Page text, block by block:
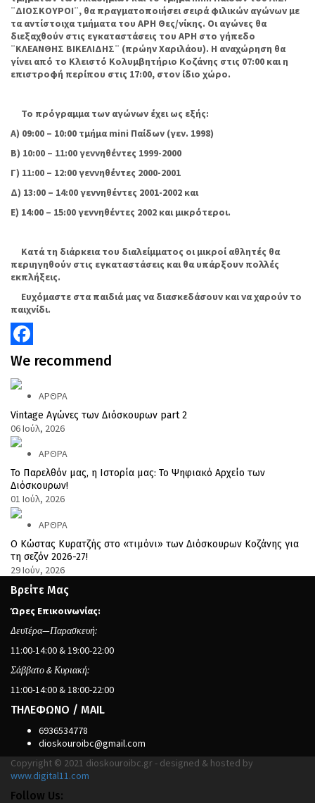
¨ΔΙΟΣΚΟΥΡΟΙ¨, θα πραγματοποιήσει σειρά φιλικών αγώνων με
τα αντίστοιχα τμήματα του ΑΡΗ Θες/νίκης. Οι αγώνες θα
διεξαχθούν στις εγκαταστάσεις του ΑΡΗ στο γήπεδο
¨ΚΛΕΑΝΘΗΣ ΒΙΚΕΛΙΔΗΣ¨ (πρώην Χαριλάου). Η αναχώρηση θα
γίνει από το Κλειστό Κολυμβητήριο Κοζάνης στις 07:00 και η
επιστροφή περίπου στις 17:00, στον ίδιο χώρο.
Το πρόγραμμα των αγώνων έχει ως εξής:
Α) 09:00 – 10:00 τμήμαmini Παίδων (γεν. 1998)
Β) 10:00 – 11:00 γεννηθέντες 1999-2000
Γ) 11:00 – 12:00 γεννηθέντες 2000-2001
Δ) 13:00 – 14:00 γεννηθέντες 2001-2002 και
Ε) 14:00 – 15:00 γεννηθέντες 2002 και μικρότεροι.
Κατά τη διάρκεια του διαλείμματος οι μικροί αθλητές θα
περιηγηθούν στις εγκαταστάσεις και θα υπάρξουν πολλές
εκπλήξεις.
Ευχόμαστε στα παιδιά μας να διασκεδάσουν και να χαρούν το
παιχνίδι.
Facebook
We recommend
ΑΡΘΡΑ
Vintage Αγώνες των Διόσκουρων part 2
06 Ιούλ, 2026
ΑΡΘΡΑ
Το Παρελθόν μας, η Ιστορία μας: Το Ψηφιακό Αρχείο των
Διόσκουρων!
01 Ιούλ, 2026
ΑΡΘΡΑ
Ο Κώστας Κυρατζής στο «τιμόνι» των Διόσκουρων Κοζάνης για
τη σεζόν 2026-27!
29 Ιούν, 2026
Βρείτε Μας
Ώρες Επικοινωνίας:
Δευτέρα—Παρασκευή:
11:00-14:00 & 19:00-22:00
Σάββατο & Κυριακή:
11:00-14:00 & 18:00-22:00
ΤΗΛΕΦΩΝΟ / MAIL
6936534778
dioskouroibc@gmail.com
Copyright © 2021 dioskouroibc.gr - designed & hosted by
www.digital11.com
Follow Us: